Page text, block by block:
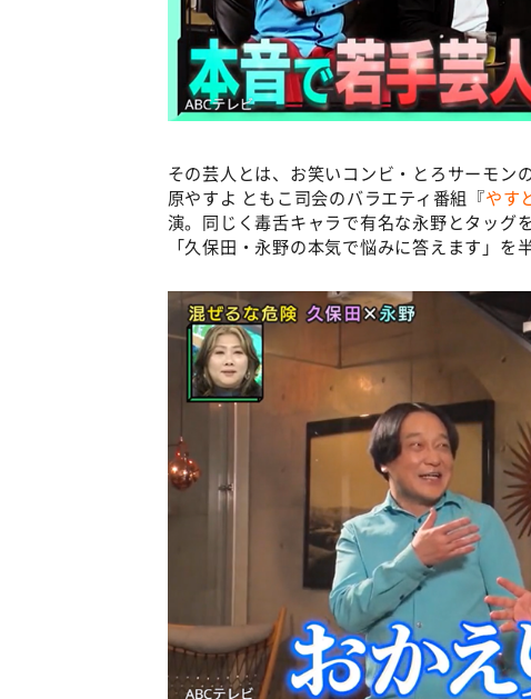
その芸人とは、お笑いコンビ・とろサーモン
原やすよ ともこ司会のバラエティ番組『やす
演。同じく毒舌キャラで有名な永野とタッグ
「久保田・永野の本気で悩みに答えます」を